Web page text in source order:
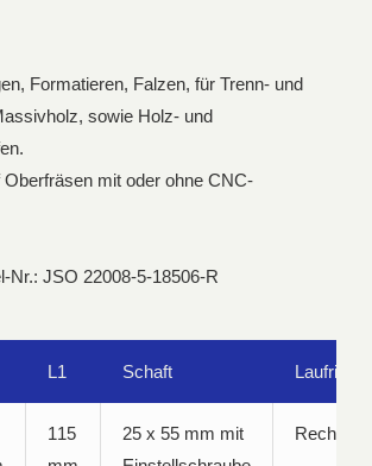
Formatieren, Falzen, für Trenn- und
sowie Holz- und
Oberfräsen mit oder ohne CNC-
Nr.: JSO 22008-5-18506-R
L1 Schaft
115
25 x 55 mm mit